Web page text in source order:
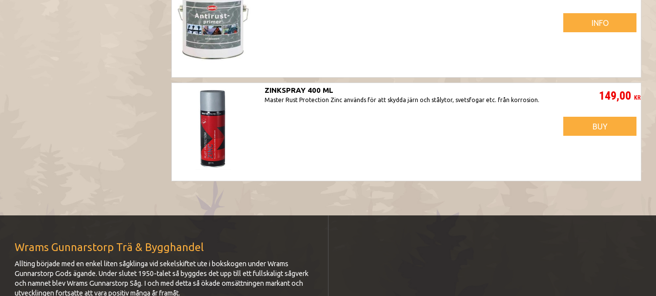
INFO
ZINKSPRAY 400 ML
Master Rust Protection Zinc används för att skydda järn och stålytor, svetsfogar etc. från korrosion. 149,00 KR
BUY
Wrams Gunnarstorp Trä & Bygghandel
Allting började med en enkel liten sågklinga vid sekelskiftet ute i bokskogen under Wrams
Gunnarstorp Gods ägande. Under slutet 1950-talet så byggdes det upp till ett fullskaligt sågverk
och namnet blev Wrams Gunnarstorp Såg. I och med detta så ökade omsättningen markant och
utvecklingen fortsatte att vara positiv många år framåt.